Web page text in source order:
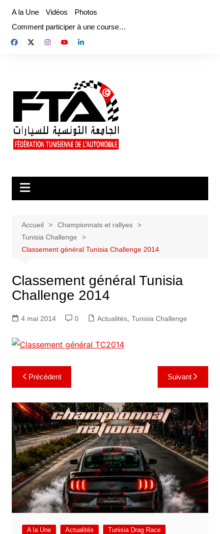
contenu
A la Une Vidéos
Photos
Comment participer à une course…
Accueil
Championnats et rallyes
Tunisia Challenge
Classement général Tunisia Challenge 2014
Classement général Tunisia
Challenge 2014
4 mai 2014 0 Actualités, Tunisia Challenge
Navigation
de
l’article
Précédent Suivant
A la Une Actualités Tunisia Drag Race